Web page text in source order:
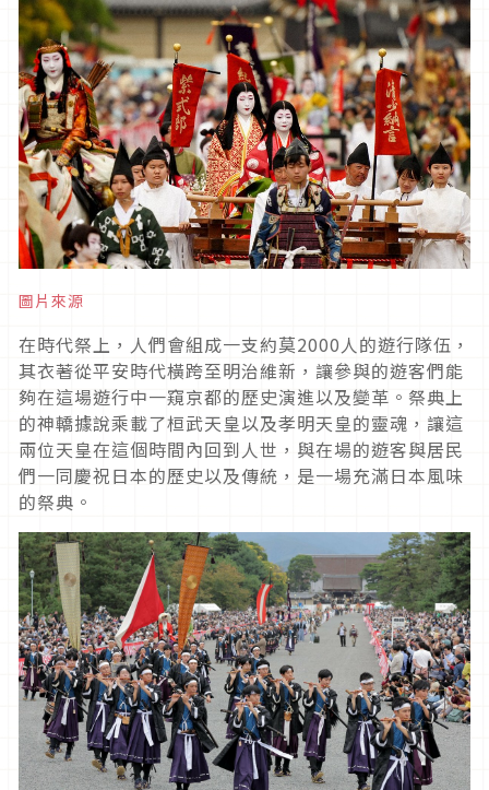
圖片來源
在時代祭上，人們會組成一支約莫2000人的遊行隊伍，
其衣著從平安時代橫跨至明治維新，讓參與的遊客們能
夠在這場遊行中一窺京都的歷史演進以及變革。祭典上
的神轎據說乘載了桓武天皇以及孝明天皇的靈魂，讓這
兩位天皇在這個時間內回到人世，與在場的遊客與居民
們一同慶祝日本的歷史以及傳統，是一場充滿日本風味
的祭典。